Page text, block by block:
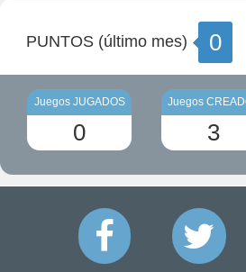
PUNTOS (último mes) 0
Juegos JUGADOS
0
Juegos
3